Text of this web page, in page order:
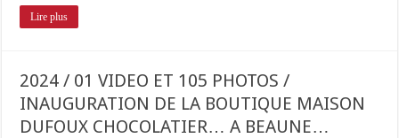
Lire plus
2024 / 01 VIDEO ET 105 PHOTOS /
INAUGURATION DE LA BOUTIQUE MAISON
DUFOUX CHOCOLATIER… A BEAUNE…